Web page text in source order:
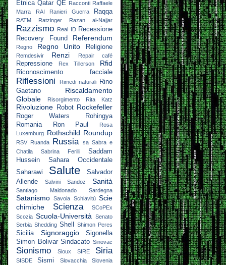
Etnica Qatar QE Racconti Raffaele
Marra
RAI Ranieri Guerra Raqqa
RATM Ratzinger Razan al-Najjar
Razzismo Real ID Recessione
Recovery Found
Referendum
Regno Regno Unito Religione
Remdesivir Renzi Repair café
Repressione Rex Tillerson Rfid
Riconoscimento facciale
Riflessioni Rimedi naturali
Rino
Gaetano
Riscaldamento
Globale
Risorgimento Rita Katz
Rivoluzione Robot Rockefeller
Roger Waters
Rohingya
Romania
Ron Paul
Rosa
Luxemburg Rothschild Roundup
RSV Ruanda Russia sa Sabra e
Chatila
Sabrina Ferilli
Saddam
Hussein
Sahara Occidentale
Saharawi
Salute
Salvador
Allende
Salvini Sandoz Sanità
Santiago Maldonado Sardegna
Satanismo Savoia Schiavitù Scie
chimiche
Scienza
SCoPEx
Scozia Scuola-Università
Senato
Serbia Shedding Shell Shimon Peres
Sicilia Signoraggio
Sigonella
Simon Bolivar Sindacato Sinovac
Sionismo Sioux SIRE Siria
SISDE Sismi Slovacchia Slovenia